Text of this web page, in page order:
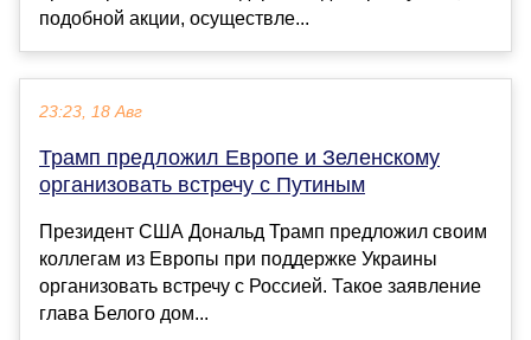
подобной акции, осуществле...
23:23, 18 Авг
Трамп предложил Европе и Зеленскому
организовать встречу с Путиным
Президент США Дональд Трамп предложил своим
коллегам из Европы при поддержке Украины
организовать встречу с Россией. Такое заявление
глава Белого дом...